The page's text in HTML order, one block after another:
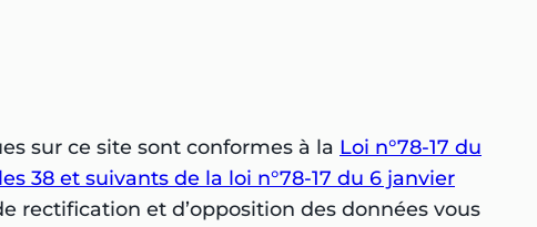
sur ce site sont conformes à la Loi n°78-17 du
38 et suivants de la loi n°78-17 du 6 janvier
rectification et d’opposition des données vous